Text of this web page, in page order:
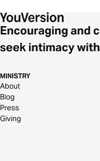
Encouraging and
seek intimacy
MINISTRY
About
Blog
Press
Giving